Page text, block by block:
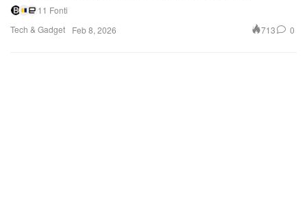
Tech & Gadget
11 Fonti
Feb 8, 2026
713 0